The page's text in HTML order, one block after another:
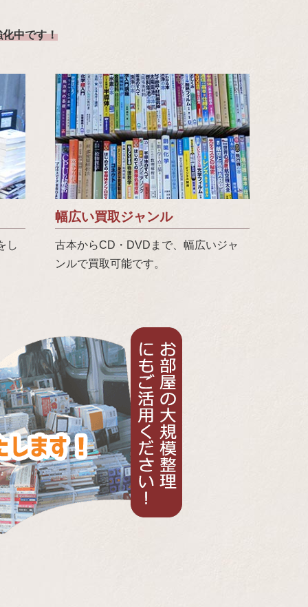
中です！
し
幅広い買取ジャンル
古本からCD・DVDまで、幅広いジャ
ンルで買取可能です。